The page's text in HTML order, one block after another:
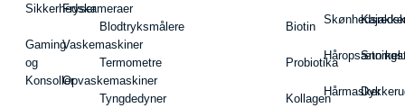
Sikkerhedskameraer
Gaming
og
Konsoller
Fryser
Vaskemaskiner
Opvaskemaskiner
Blodtryksmålere
Termometre
Tyngdedyner
Biotin
Probiotika
Kollagen
Hårmasker